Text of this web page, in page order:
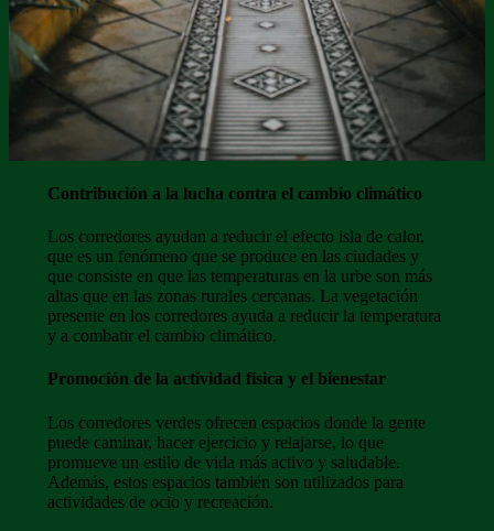
Contribución a la lucha contra el cambio climático
Los corredores ayudan a reducir el efecto isla de calor,
que es un fenómeno que se produce en las ciudades y
que consiste en que las temperaturas en la urbe son más
altas que en las zonas rurales cercanas. La vegetación
presente en los corredores ayuda a reducir la temperatura
y a combatir el cambio climático.
Promoción de la actividad física y el bienestar
Los corredores verdes ofrecen espacios donde la gente
puede caminar, hacer ejercicio y relajarse, lo que
promueve un estilo de vida más activo y saludable.
Además, estos espacios también son utilizados para
actividades de ocio y recreación.